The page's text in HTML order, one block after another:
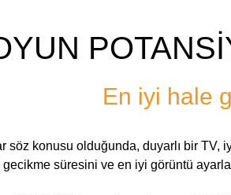
En iyi hale
söz konusu olduğunda, duyarlı bir TV,
süresini ve en iyi görüntü